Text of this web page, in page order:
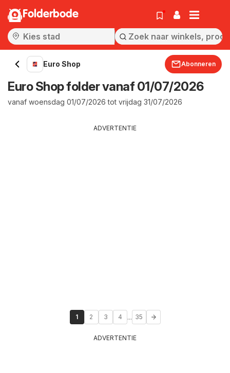
Folderbode
Euro Shop Abonneren
Euro Shop folder vanaf 01/07/2026
vanaf woensdag 01/07/2026 tot vrijdag 31/07/2026
ADVERTENTIE
1 2 3 4 ... 35
ADVERTENTIE